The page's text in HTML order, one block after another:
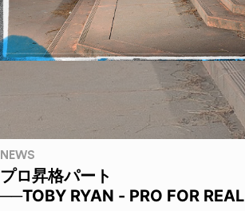
NEWS
プロ昇格パート
──TOBY RYAN - PRO FOR REAL